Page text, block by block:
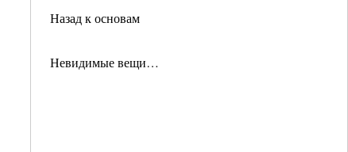
Назад к основам
Невидимые вещи…